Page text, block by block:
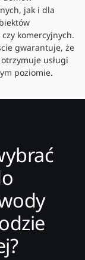
jak i dla
komercyjnych.
gwarantuje, że
usługi
poziomie.